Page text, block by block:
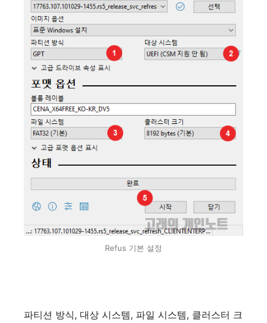
Refus 기본 설정
파티션 방식, 대상 시스템, 파일 시스템, 클러스터 크